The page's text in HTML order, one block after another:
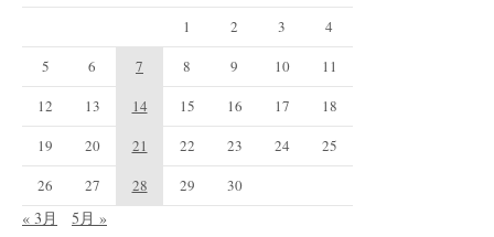
1 2 3
4
5
6 7 8 9 10
11
12
13 14 15 16 17
18
19
20 21 22 23 24
25
26
27 28 29 30
« 3月 5月 »